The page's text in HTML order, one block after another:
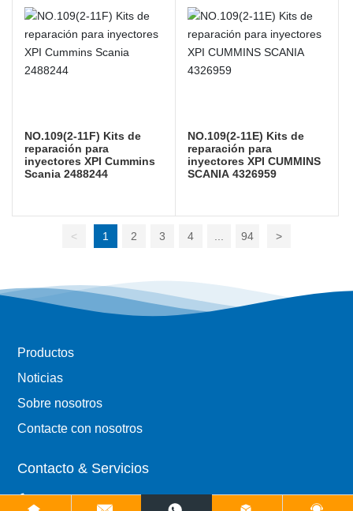
NO.109(2-11F) Kits de
reparación para
inyectores XPI Cummins
Scania 2488244
NO.109(2-11E) Kits de
reparación para
inyectores XPI CUMMINS
SCANIA 4326959
< 1 2 3 4 94 >
Productos
Noticias
Sobre nosotros
Contacte con nosotros
Contacto & Servicios
Tel: 8613455388360